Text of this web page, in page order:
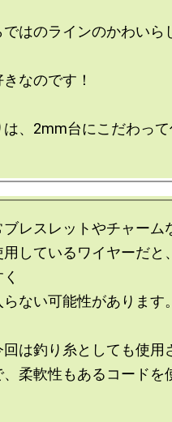
はのラインのかわいら
なのです！
、2mm台にこだわっ
レスレットやチャーム
しているワイヤーだと
ない可能性があります
は釣り糸としても使用
、柔軟性もあるコードを